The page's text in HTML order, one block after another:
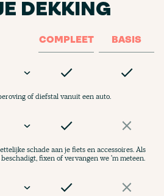
DEKKING
COMPLEET BASIS
of diefstal vanuit een auto.
schade aan je fiets en accessoires. Als
fixen of vervangen we 'm meteen.